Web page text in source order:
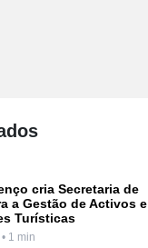
cria Secretaria de
a Gestão de Activos e
Turísticas
1 min